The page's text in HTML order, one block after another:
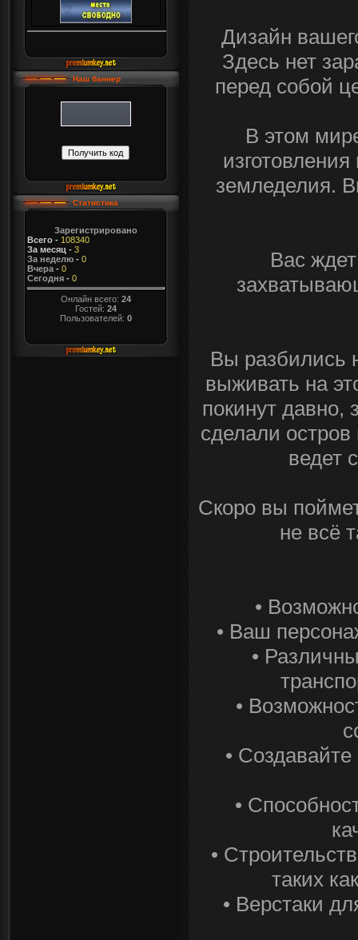
Наш баннер
Статистика
Зарегистрировано
Всего- 108340
За месяц - 3
За неделю- 0
Вчера- 0
Сегодня- 0
Онлайн всего: 24
Гостей: 24
Пользователей: 0
Дизайн
Здесь нет
перед собой
В этом
земледелия.
Вас
Вы разбились
выживать на
покинут давно,
сделали
ведет
Скоро вы
не всё
•
• Ваш
•
•
• Создавайте
•
•
таких
• Верстаки